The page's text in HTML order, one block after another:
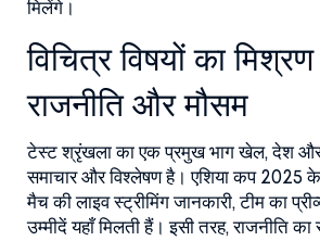
मिलेंगे।
विचित्र विषयों का
राजनीति और मौसम
टेस्ट श्रृंखला का एक प्रमुख भागखेल,देश
समाचार और विश्लेषणहै। एशिया कप 2025 के
मैच की लाइव स्ट्रीमिंग जानकारी, टीम का
उम्मीदें यहाँ मिलती हैं। इसी तरह, राजनीति